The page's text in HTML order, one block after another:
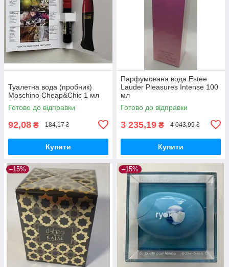
Туалетна вода (пробник)
Moschino Cheap&Chic 1 мл
Готово до відправки
92,08 ₴ 184,17 ₴
Купити
Парфумована вода Estee
Lauder Pleasures Intense 100
мл
Готово до відправки
3 235,19 ₴ 4 043,99 ₴
Купити
–15% –15%